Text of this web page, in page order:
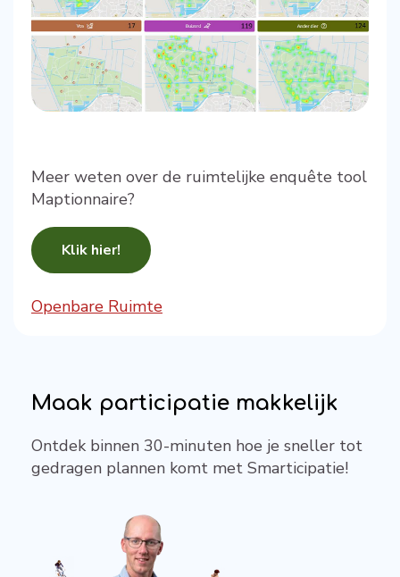
Meer weten over de ruimtelijke enquête tool
Maptionnaire?
Klik hier!
Openbare Ruimte
Maak participatie makkelijk
Ontdek binnen 30-minuten hoe je sneller tot
gedragen plannen komt met Smarticipatie!